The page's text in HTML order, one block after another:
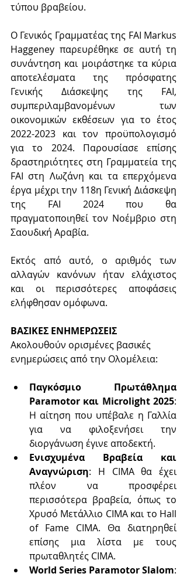
τύπου βραβείου.
Ο Γενικός Γραμματέας της FAI Markus
Haggeney παρευρέθηκε σε αυτή τη
συνάντηση και μοιράστηκε τα κύρια
αποτελέσματα της πρόσφατης
Γενικής Διάσκεψης της FAI,
συμπεριλαμβανομένων των
οικονομικών εκθέσεων για το έτος
2022-2023 και τον προϋπολογισμό
για το 2024. Παρουσίασε επίσης
δραστηριότητες στη Γραμματεία της
FAI στη Λωζάνη και τα επερχόμενα
έργα μέχρι την 118η Γενική Διάσκεψη
της FAI 2024 που θα
πραγματοποιηθεί τον Νοέμβριο στη
Σαουδική Αραβία.
Εκτός από αυτό, ο αριθμός των
αλλαγών κανόνων ήταν ελάχιστος
και οι περισσότερες αποφάσεις
ελήφθησαν ομόφωνα.
ΒΑΣΙΚΕΣ ΕΝΗΜΕΡΩΣΕΙΣ
Ακολουθούν ορισμένες βασικές
ενημερώσεις από την Ολομέλεια:
Παγκόσμιο Πρωτάθλημα
Paramotor και Microlight 2025:
Η αίτηση που υπέβαλε η Γαλλία
για να φιλοξενήσει την
διοργάνωση έγινε αποδεκτή.
Ενισχυμένα Βραβεία και
Αναγνώριση: Η CIMA θα έχει
πλέον να προσφέρει
περισσότερα βραβεία, όπως το
Χρυσό Μετάλλιο CIMA και το Hall
of Fame CIMA. Θα διατηρηθεί
επίσης μια λίστα με τους
πρωταθλητές CIMA.
World Series Paramotor Slalom: